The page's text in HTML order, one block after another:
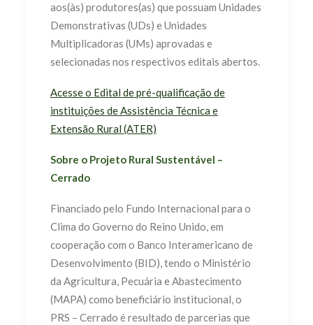
aos(às) produtores(as) que possuam Unidades
Demonstrativas (UDs) e Unidades
Multiplicadoras (UMs) aprovadas e
selecionadas nos respectivos editais abertos.
Acesse o Edital de pré-qualificação de
instituições de Assistência Técnica e
Extensão Rural (ATER)
Sobre o Projeto Rural Sustentável –
Cerrado
Financiado pelo Fundo Internacional para o
Clima do Governo do Reino Unido, em
cooperação com o Banco Interamericano de
Desenvolvimento (BID), tendo o Ministério
da Agricultura, Pecuária e Abastecimento
(MAPA) como beneficiário institucional, o
PRS – Cerrado é resultado de parcerias que